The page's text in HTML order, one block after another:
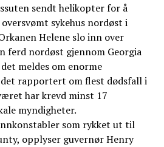
sendt helikopter for å
sykehus nordøst i
Helene slo inn over
ferd nordøst gjennom Georgia
meldes om enorme
rapportert om flest dødsfall i
har krevd minst 17
myndigheter.
som rykket ut til
opplyser guvernør Henry